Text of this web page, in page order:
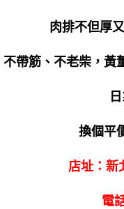
肉排不但厚
不帶筋、不老柴，黃
換個平
店址：新
電